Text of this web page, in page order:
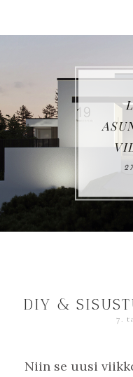
03
DIY &
7.
Niin se uusi